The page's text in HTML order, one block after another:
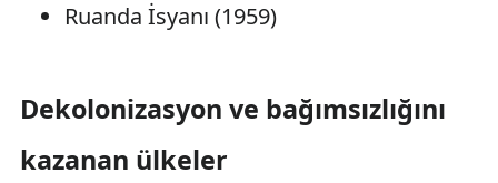
Ruanda İsyanı (1959)
Dekolonizasyon ve bağımsızlığını
kazanan ülkeler